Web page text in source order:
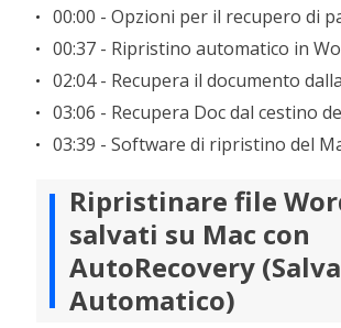
00:00 - Opzioni per il recupero di
00:37 - Ripristino automatico in
02:04 - Recupera il documento
03:06 - Recupera Doc dal cestino
03:39 - Software di ripristino del
Ripristinare file
salvati su Mac con
AutoRecovery
Automatico)